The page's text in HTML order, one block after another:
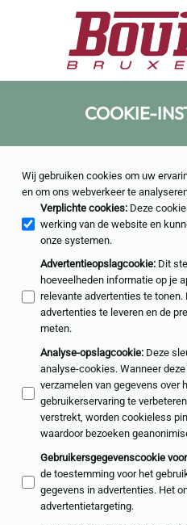
COOKIE-
Wij gebruiken cookies om uw
en om ons webverkeer te
Verplichte cookies: Deze
werking van de website en
onze systemen.
Advertentieopslagcookie: Dit
hoeveelheden informatie op je
relevante advertenties te
advertenties te leveren en de
meten.
Analyse-opslagcookie: Deze
analyse-cookies. Wanneer
verzamelen van gegevens over
gebruikerservaring te
verstrekt, worden cookieless
waardoor bezoeken
Gebruikersgegevenscookie
de toestemming voor het
gegevens in advertenties. Het
advertentietargeting.